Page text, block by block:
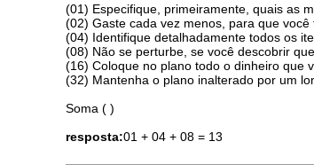
(01) Especifique, primeiramente, quais as
(02) Gaste cada vez menos, para que
(04) Identifique detalhadamente todos os
(08) Não se perturbe, se você descobrir
(16) Coloque no plano todo o dinheiro que
(32) Mantenha o plano inalterado por um
Soma ( )
resposta:01 + 04 + 08 = 13